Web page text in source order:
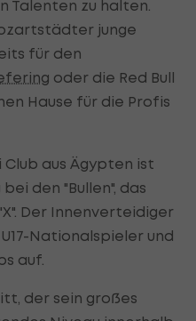
Talenten zu halten.
junge
für den
oder die Red Bull
Hause für die Profis
Club aus Ägypten ist
den "Bullen", das
Der Innenverteidiger
Nationalspieler und
auf.
der sein großes